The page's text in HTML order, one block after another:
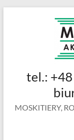
siatki na
okienne |
tel.:
MOSKITIERY,